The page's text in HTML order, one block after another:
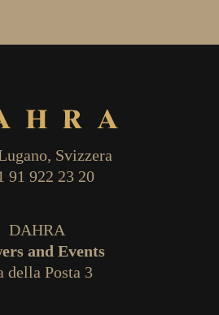
Svizzera
91 922 23 20
DAHRA
and Events
della Posta 3